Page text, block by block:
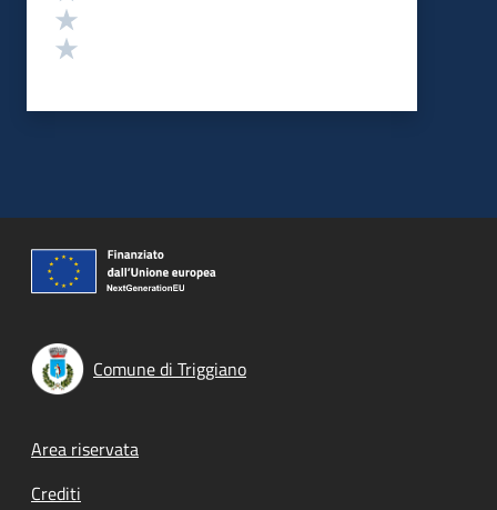
Comune di Triggiano
Footer menu
Area riservata
Crediti